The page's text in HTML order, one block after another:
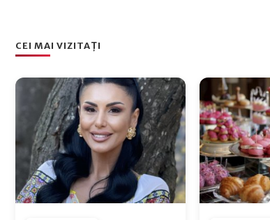
CEI MAI VIZITAȚI